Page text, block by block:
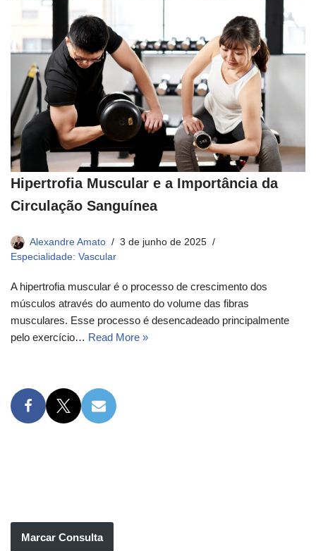
Hipertrofia Muscular e a Importância da
Circulação Sanguínea
Alexandre Amato
3 de junho de 2025
Especialidade: Vascular
A hipertrofia muscular é o processo de crescimento dos
músculos através do aumento do volume das fibras
musculares. Esse processo é desencadeado principalmente
pelo exercício… Read More »
Marcar Consulta